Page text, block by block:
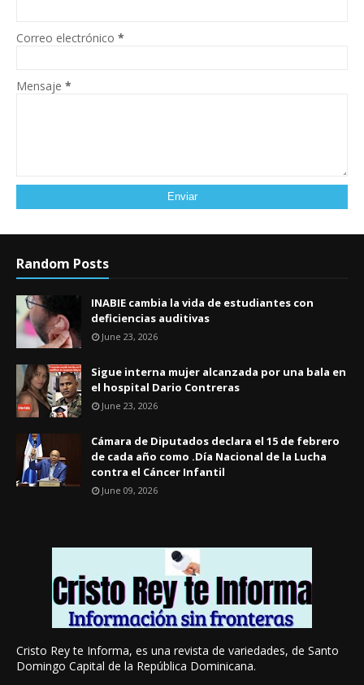
Correo electrónico *
Mensaje *
Random Posts
INABIE cambia la vida de estudiantes con
deficiencias auditivas
June 23, 2026
Sigue interna mujer alcanzada por una bala en
el hospital Dario Contreras
June 23, 2026
Cámara de Diputados declara el 15 de febrero
de cada año como .Día Nacional de la Lucha
contra el Cáncer Infantil
June 09, 2026
Cristo Rey te Informa, es una revista de variedades, de Santo
Domingo Capital de la República Dominicana.